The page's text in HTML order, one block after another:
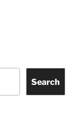
Search